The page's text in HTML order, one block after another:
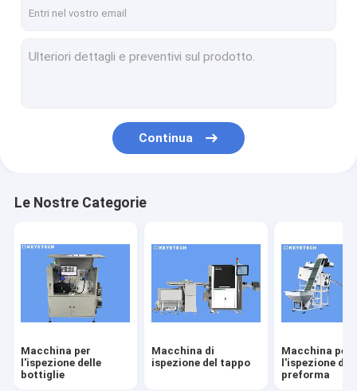
Macchina di ispezione IML
Continua
Le Nostre Categorie
Macchina per
l'ispezione delle
bottiglie
Macchina di
ispezione del tappo
Macchina per
l'ispezione
preforma